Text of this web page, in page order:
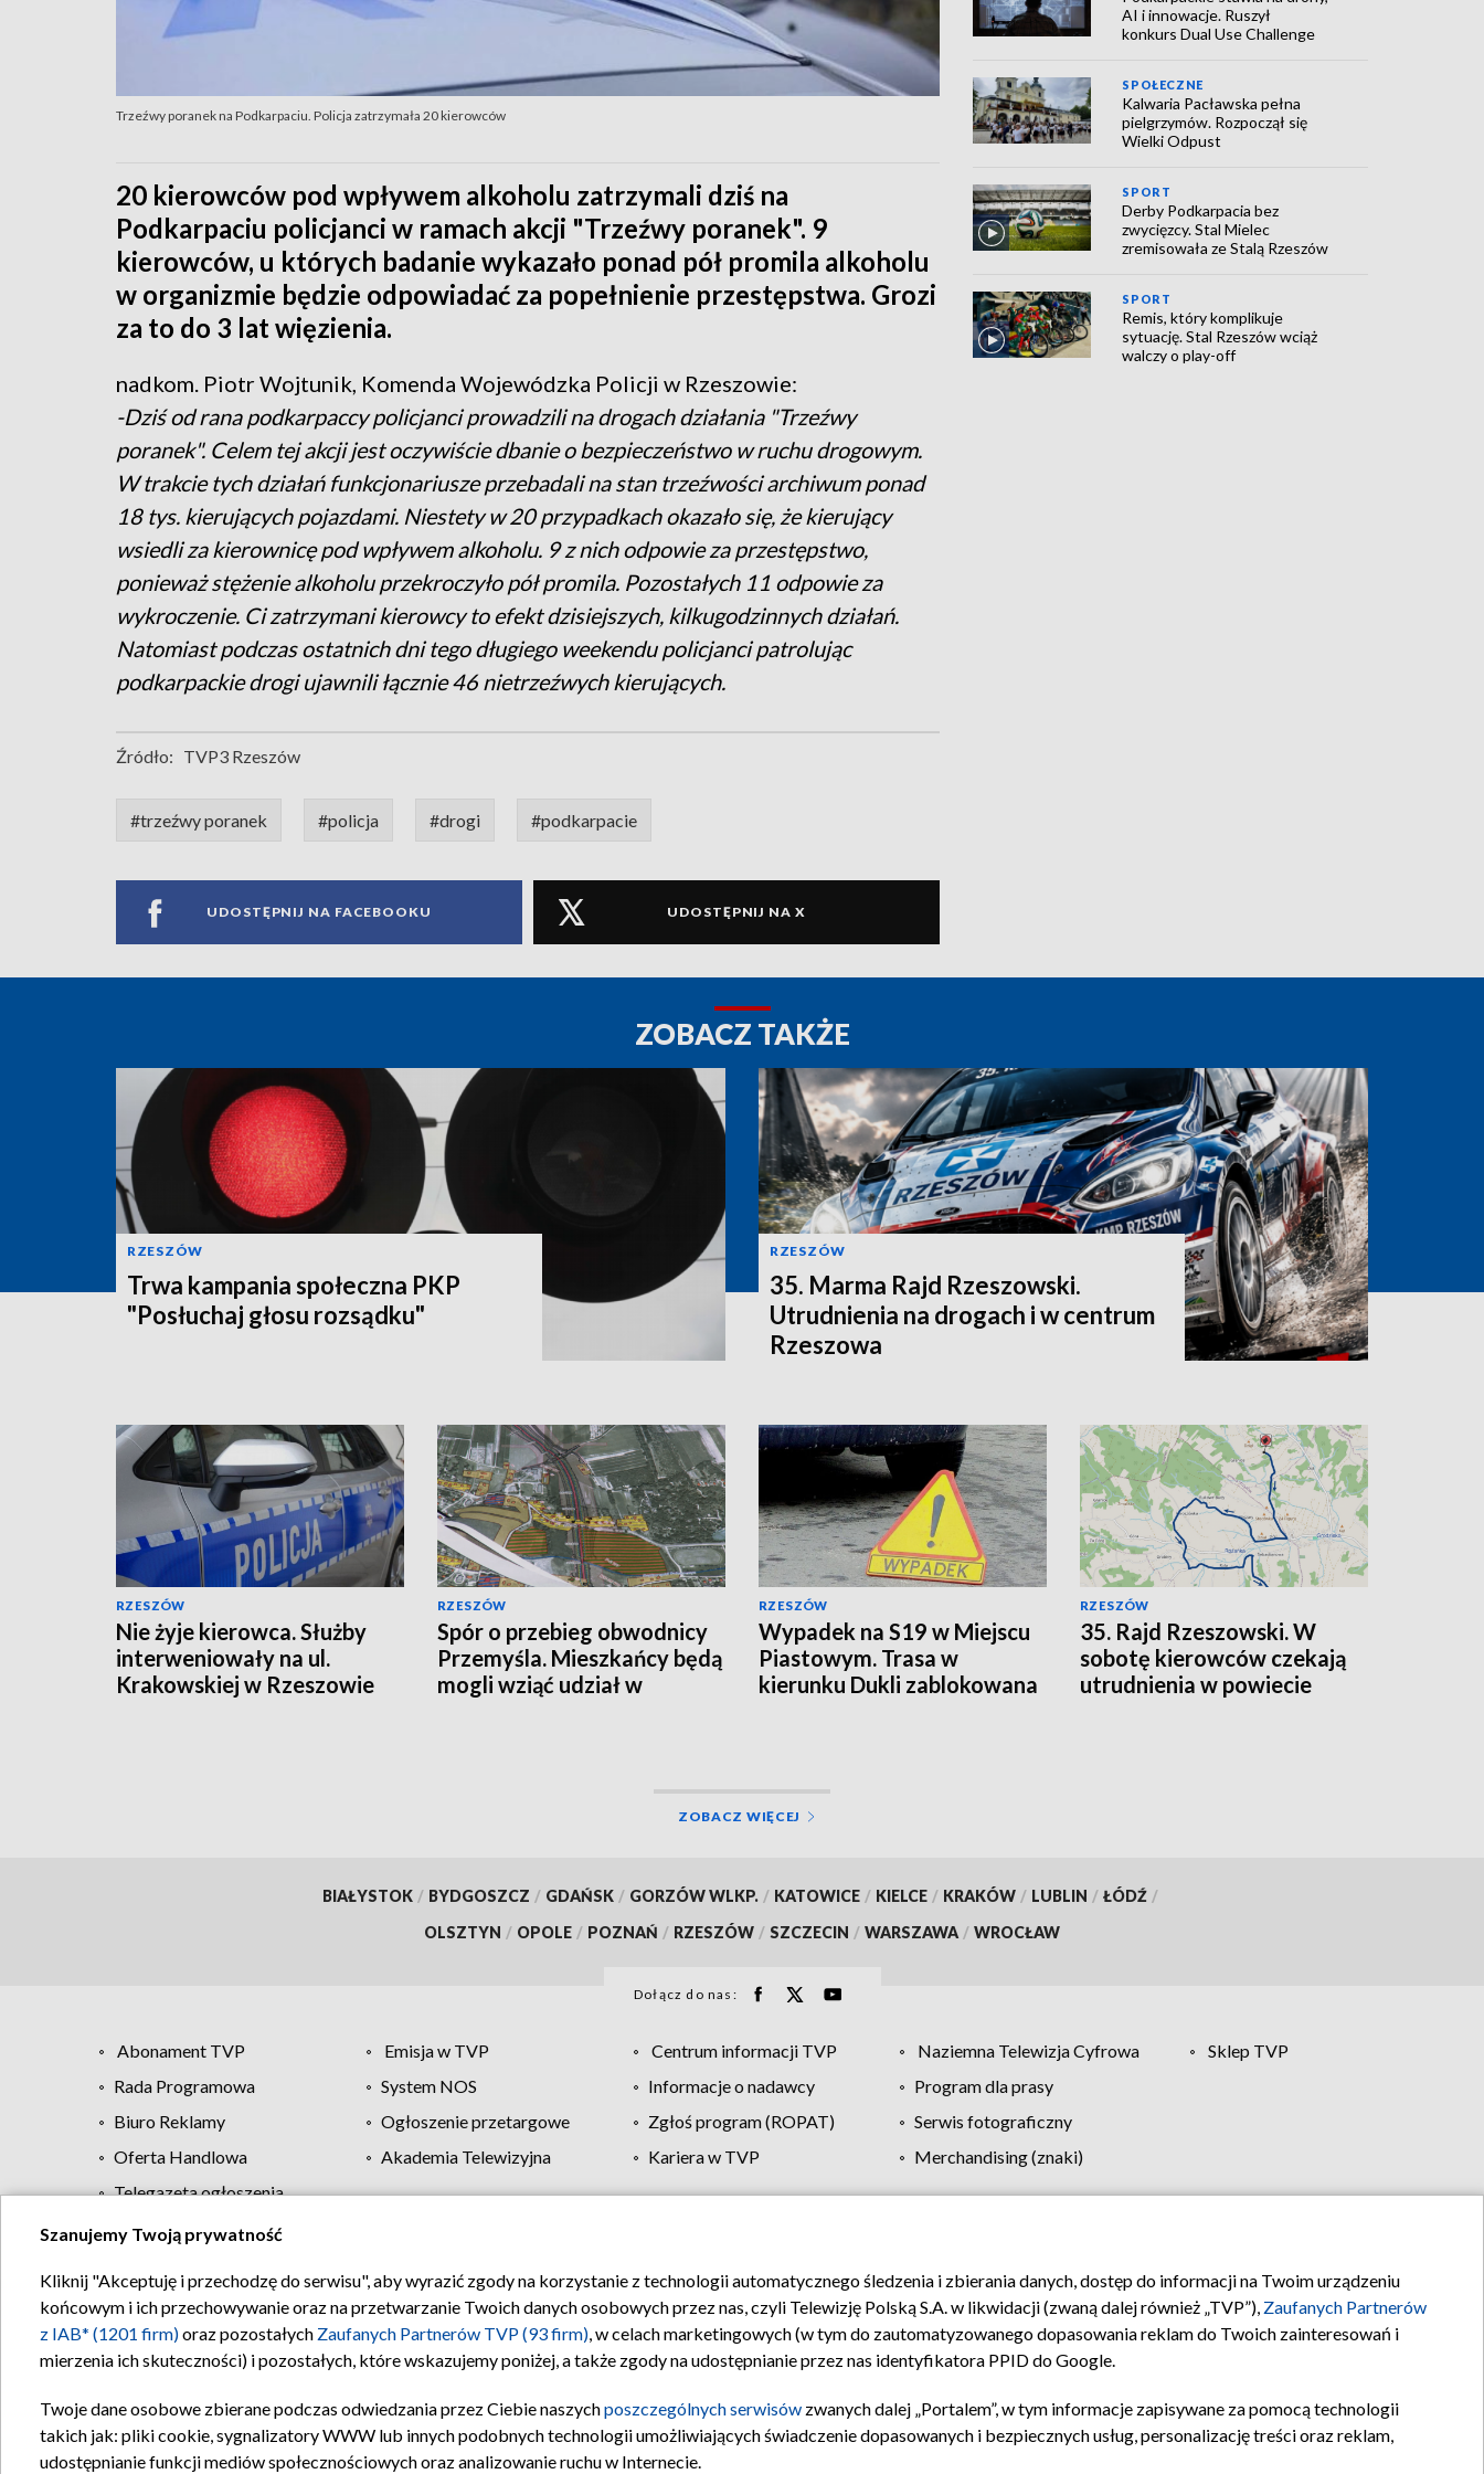
Trzeźwy poranek na Podkarpaciu. Policja zatrzymała 20 kierowców
20 kierowców pod wpływem alkoholu zatrzymali dziś na
Podkarpaciu policjanci w ramach akcji "Trzeźwy poranek". 9
kierowców, u których badanie wykazało ponad pół promila alkoholu
w organizmie będzie odpowiadać za popełnienie przestępstwa. Grozi
za to do 3 lat więzienia.
nadkom. Piotr Wojtunik, Komenda Wojewódzka Policji w Rzeszowie:
-Dziś od rana podkarpaccy policjanci prowadzili na drogach działania "Trzeźwy
poranek". Celem tej akcji jest oczywiście dbanie o bezpieczeństwo w ruchu drogowym.
W trakcie tych działań funkcjonariusze przebadali na stan trzeźwości archiwum ponad
18 tys. kierujących pojazdami. Niestety w 20 przypadkach okazało się, że kierujący
wsiedli za kierownicę pod wpływem alkoholu. 9 z nich odpowie za przestępstwo,
ponieważ stężenie alkoholu przekroczyło pół promila. Pozostałych 11 odpowie za
wykroczenie. Ci zatrzymani kierowcy to efekt dzisiejszych, kilkugodzinnych działań.
Natomiast podczas ostatnich dni tego długiego weekendu policjanci patrolując
podkarpackie drogi ujawnili łącznie 46 nietrzeźwych kierujących.
Źródło: TVP3 Rzeszów
#trzeźwy poranek #policja #drogi #podkarpacie
UDOSTĘPNIJ NA FACEBOOKU UDOSTĘPNIJ NA X
AI i innowacje. Ruszył
konkurs Dual Use Challenge
SPOŁECZNE
Kalwaria Pacławska pełna
pielgrzymów. Rozpoczął się
Wielki Odpust
SPORT
Derby Podkarpacia bez
zwycięzcy. Stal Mielec
zremisowała ze Stalą Rzeszów
SPORT
Remis, który komplikuje
sytuację. Stal Rzeszów wciąż
walczy o play-off
ZOBACZ TAKŻE
RZESZÓW
Trwa kampania społeczna PKP
"Posłuchaj głosu rozsądku"
RZESZÓW
35. Marma Rajd Rzeszowski.
Utrudnienia na drogach i w centrum
Rzeszowa
RZESZÓW
Nie żyje kierowca. Służby
interweniowały na ul.
Krakowskiej w Rzeszowie
RZESZÓW
Spór o przebieg obwodnicy
Przemyśla. Mieszkańcy będą
mogli wziąć udział w
RZESZÓW
Wypadek na S19 w Miejscu
Piastowym. Trasa w
kierunku Dukli zablokowana
RZESZÓW
35. Rajd Rzeszowski. W
sobotę kierowców czekają
utrudnienia w powiecie
ZOBACZ WIĘCEJ
BIAŁYSTOK / BYDGOSZCZ / GDAŃSK / GORZÓW WLKP. / KATOWICE / KIELCE / KRAKÓW / LUBLIN / ŁÓDŹ /
OLSZTYN / OPOLE / POZNAŃ / RZESZÓW / SZCZECIN / WARSZAWA / WROCŁAW
Dołącz do nas:
Abonament TVP Emisja w TVP Centrum informacji TVP Naziemna Telewizja Cyfrowa
Sklep TVP
Rada Programowa
System NOS Informacje o nadawcy
Program dla prasy
Biuro Reklamy
Ogłoszenie przetargowe Zgłoś program (ROPAT)
Serwis fotograficzny
Oferta Handlowa
Akademia Telewizyjna Kariera w TVP
Merchandising (znaki)
Telegazeta ogłoszenia
Regulamin TVP Polityka prywatności Moje zgody Pomoc Biuro reklamy Kontakt
Szanujemy Twoją prywatność
Kliknij "Akceptuję i przechodzę do serwisu", aby wyrazić zgody na korzystanie z technologii automatycznego śledzenia i zbierania danych, dostęp do informacji na Twoim urządzeniu
końcowym i ich przechowywanie oraz na przetwarzanie Twoich danych osobowych przez nas, czyli Telewizję Polską S.A. w likwidacji (zwaną dalej również „TVP”), Zaufanych Partnerów
z IAB* (1201 firm)oraz pozostałych Zaufanych Partnerów TVP (93 firm), w celach marketingowych (w tym do zautomatyzowanego dopasowania reklam do Twoich zainteresowań i
mierzenia ich skuteczności) i pozostałych, które wskazujemy poniżej, a także zgody na udostępnianie przez nas identyfikatora PPID do Google.
Twoje dane osobowe zbierane podczas odwiedzania przez Ciebie naszychposzczególnych serwisów zwanych dalej „Portalem”, w tym informacje zapisywane za pomocą technologii
takich jak: pliki cookie, sygnalizatory WWW lub innych podobnych technologii umożliwiających świadczenie dopasowanych i bezpiecznych usług, personalizację treści oraz reklam,
udostępnianie funkcji mediów społecznościowych oraz analizowanie ruchu w Internecie.